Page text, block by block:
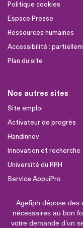
Agefiph dépose des
nécessaires au bon
votre demande d’un
Politique cookies
Espace Presse
Ressources humaines
Accessibilité :
Plan du site
Nos autres sites
Site emploi
Activateur de progrès
Handinnov
Innovation et recherche
Université du RRH
Service AppuiPro
Nous suivre
Youtube